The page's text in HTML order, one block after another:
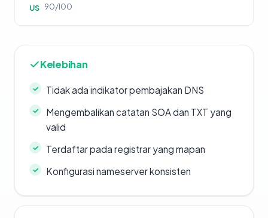
US 90/100
Kelebihan
Tidak ada indikator pembajakan DNS
Mengembalikan catatan SOA dan TXT yang
valid
Terdaftar pada registrar yang mapan
Konfigurasi nameserver konsisten